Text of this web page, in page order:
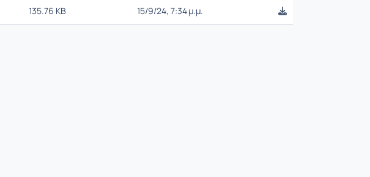
135.76 KB 15/9/24, 7:34 μ.μ.